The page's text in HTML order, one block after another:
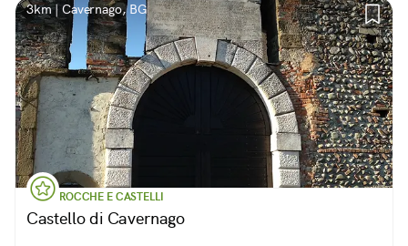
3km | Cavernago, BG
ROCCHE E CASTELLI
Castello di Cavernago